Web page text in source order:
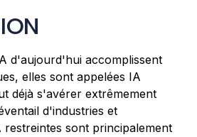
d'aujourd'hui accomplissent
elles sont appelées IA
déjà s'avérer extrêmement
d'industries et
restreintes sont principalement